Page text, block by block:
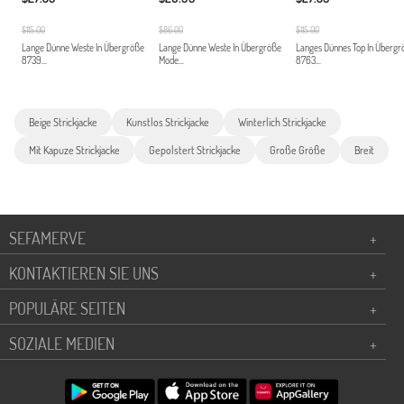
$115.00
Lange Dünne Weste In Übergröße
8739...
$86.00
Lange Dünne Weste In Übergröße
Mode...
$115.00
Langes Dünnes Top In
8763...
Beige Strickjacke Kunstlos Strickjacke Winterlich Strickjacke
Mit Kapuze Strickjacke Gepolstert Strickjacke Große Größe Breit
SEFAMERVE
+
KONTAKTIEREN SIE UNS
+
POPULÄRE SEITEN
+
SOZIALE MEDIEN
+